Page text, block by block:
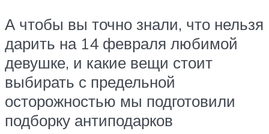
А чтобы вы точно знали, что нельзя
дарить на 14 февраля любимой
девушке, и какие вещи стоит
выбирать с предельной
осторожностью мы подготовили
подборку антиподарков